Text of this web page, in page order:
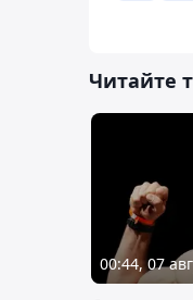
Читайте
00:44, 07